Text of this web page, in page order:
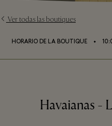
Ver todas las boutiques
HORARIO DE LA BOUTIQUE ⬩
Havaianas -